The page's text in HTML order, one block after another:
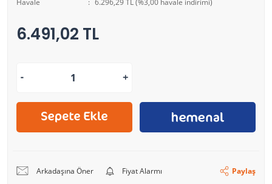
Havale
6.296,29 TL (%3,00 havale indirimi)
6.491,02 TL
Arkadaşına Öner Fiyat Alarmı Paylaş